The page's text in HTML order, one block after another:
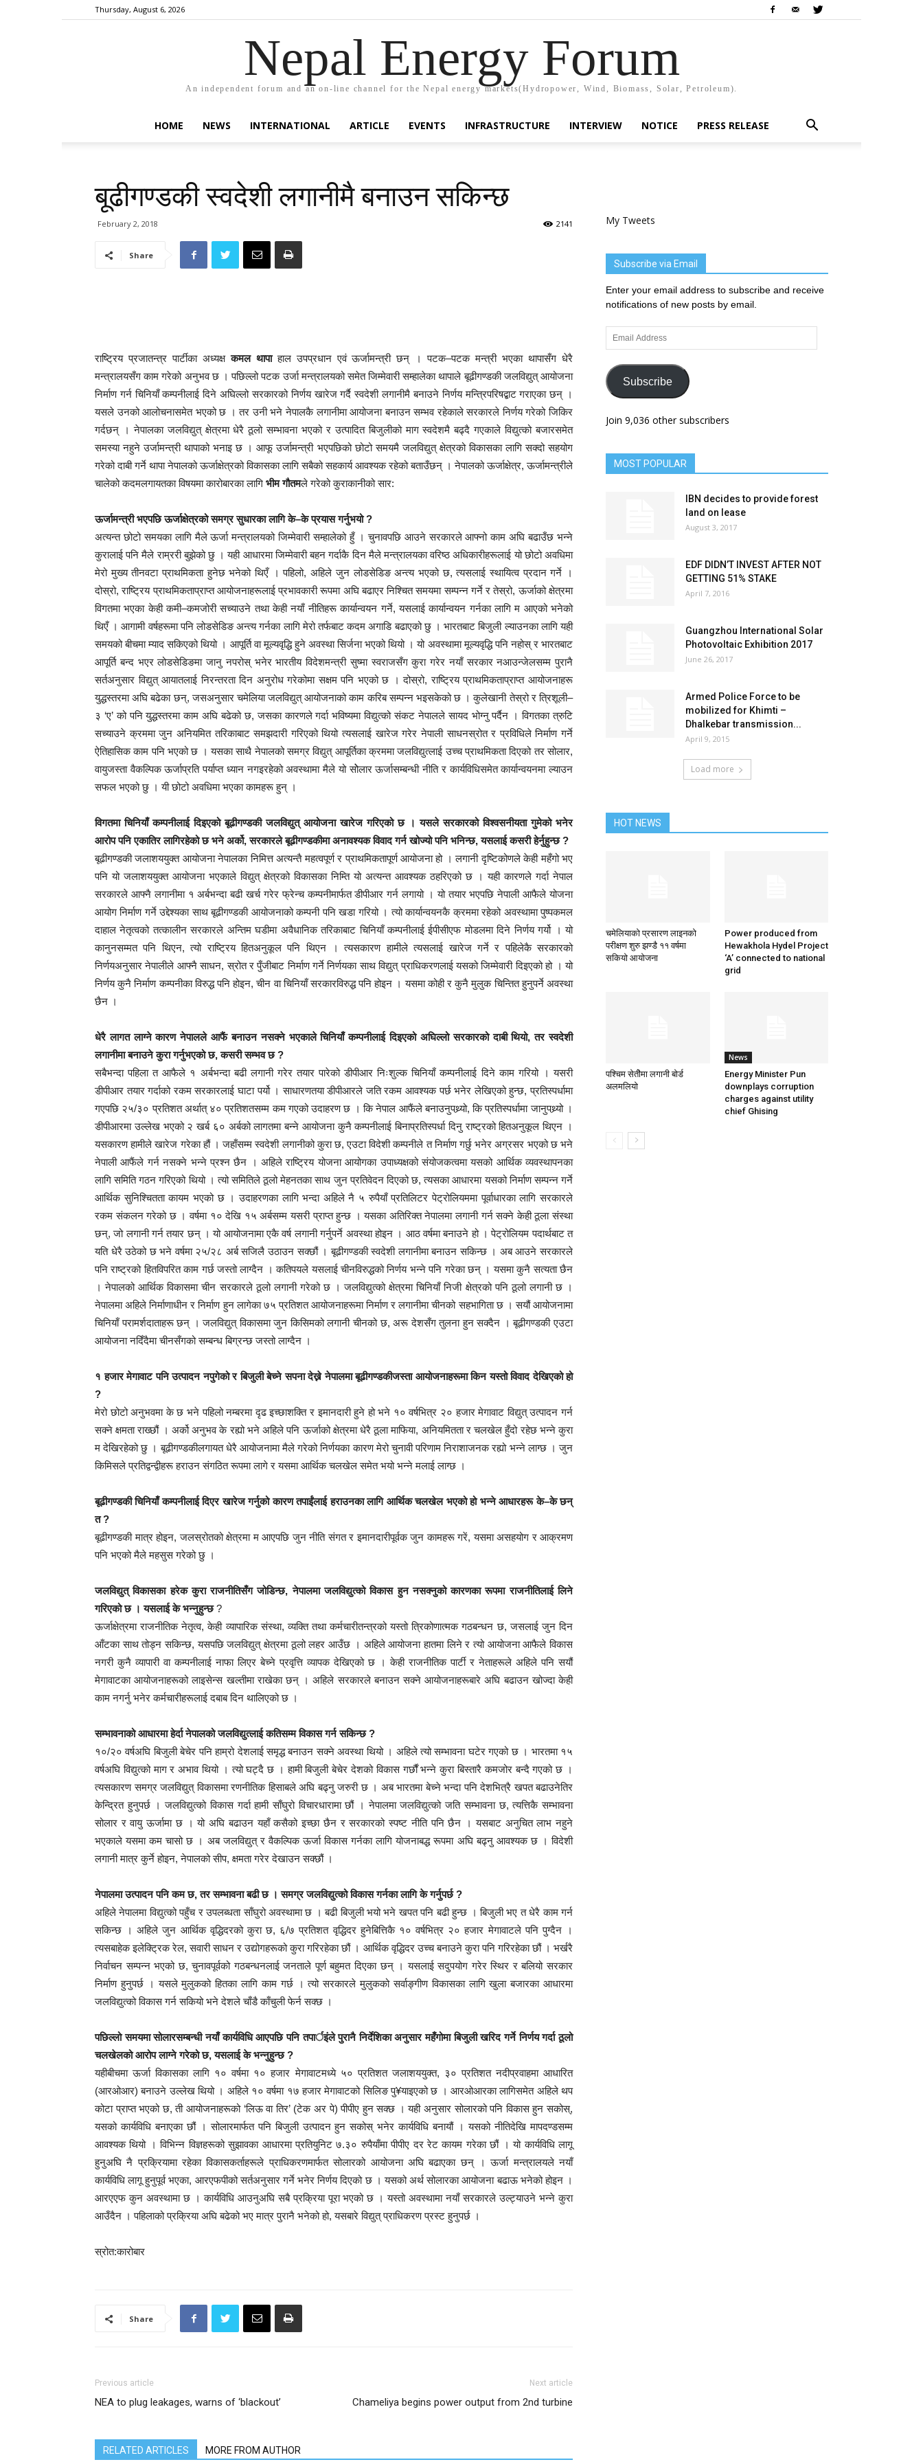
Thursday, August 6, 2026
Nepal Energy Forum
An independent forum and an on-line channel for the Nepal energy markets(Hydropower, Wind, Biomass, Solar, Petroleum).
HOME NEWS INTERNATIONAL ARTICLE EVENTS INFRASTRUCTURE INTERVIEW NOTICE PRESS RELEASE
बूढीगण्डकी स्वदेशी लगानीमै बनाउन सकिन्छ
February 2, 2018 2141
Share
राष्ट्रिय प्रजातन्त्र पार्टीका अध्यक्षकमल थापाहाल उपप्रधान एवं ऊर्जामन्त्री छन् । पटक–पटक मन्त्री भएका थापासँग धेरै
मन्त्रालयसँग काम गरेको अनुभव छ । पछिल्लो पटक उर्जा मन्त्रालयको समेत जिम्मेवारी सम्हालेका थापाले बूढीगण्डकी जलविद्युत् आयोजना
निर्माण गर्न चिनियाँ कम्पनीलाई दिने अघिल्लो सरकारको निर्णय खारेज गर्दै स्वदेशी लगानीमै बनाउने निर्णय मन्त्रिपरिषद्बाट गराएका छन् ।
यसले उनको आलोचनासमेत भएको छ । तर उनी भने नेपालकै लगानीमा आयोजना बनाउन सम्भव रहेकाले सरकारले निर्णय गरेको जिकिर
गर्दछन् । नेपालका जलविद्युत् क्षेत्रमा धेरै ठूलो सम्भावना भएको र उत्पादित बिजुलीको माग स्वदेशमै बढ्दै गएकाले विद्युत्को बजारसमेत
समस्या नहुने उर्जामन्त्री थापाको भनाइ छ । आफू उर्जामन्त्री भएपछिको छोटो समयमै जलविद्युत् क्षेत्रको विकासका लागि सक्दो सहयोग
गरेको दाबी गर्ने थापा नेपालको ऊर्जाक्षेत्रको विकासका लागि सबैको सहकार्य आवश्यक रहेको बताउँछन् । नेपालको ऊर्जाक्षेत्र, ऊर्जामन्त्रीले
चालेको कदमलगायतका विषयमा कारोबारका लागि भीम गौतमले गरेको कुराकानीको सार:
ऊर्जामन्त्री भएपछि ऊर्जाक्षेत्रको समग्र सुधारका लागि के–के प्रयास गर्नुभयो ?
अत्यन्त छोटो समयका लागि मैले ऊर्जा मन्त्रालयको जिम्मेवारी सम्हालेको हुँ । चुनावपछि आउने सरकारले आफ्नो काम अघि बढाउँछ भन्ने
कुरालाई पनि मैले राम्ररी बुझेको छु । यही आधारमा जिम्मेवारी बहन गर्दाकै दिन मैले मन्त्रालयका वरिष्ठ अधिकारीहरूलाई यो छोटो अवधिमा
मेरो मुख्य तीनवटा प्राथमिकता हुनेछ भनेको थिएँ । पहिलो, अहिले जुन लोडसेडिङ अन्त्य भएको छ, त्यसलाई स्थायित्व प्रदान गर्ने ।
दोस्रो, राष्ट्रिय प्राथमिकताप्राप्त आयोजनाहरूलाई प्रभावकारी रूपमा अघि बढाएर निश्चित समयमा सम्पन्न गर्ने र तेस्रो, ऊर्जाको क्षेत्रमा
विगतमा भएका केही कमी–कमजोरी सच्याउने तथा केही नयाँ नीतिहरू कार्यान्वयन गर्ने, यसलाई कार्यान्वयन गर्नका लागि म आएको भनेको
थिएँ । आगामी वर्षहरूमा पनि लोडसेडिङ अन्त्य गर्नका लागि मेरो तर्फबाट कदम अगाडि बढाएको छु । भारतबाट बिजुली ल्याउनका लागि यही
समयको बीचमा म्याद सकिएको थियो । आपूर्ति वा मूल्यवृद्धि हुने अवस्था सिर्जना भएको थियो । यो अवस्थामा मूल्यवृद्धि पनि नहोस् र भारतबाट
आपूर्ति बन्द भएर लोडसेडिङमा जानु नपरोस् भनेर भारतीय विदेशमन्त्री सुष्मा स्वराजसँग कुरा गरेर नयाँ सरकार नआउन्जेलसम्म पुरानै
सर्तअनुसार विद्युत् आयातलाई निरन्तरता दिन अनुरोध गरेकोमा सक्षम पनि भएको छ । दोस्रो, राष्ट्रिय प्राथमिकताप्राप्त आयोजनाहरू
युद्धस्तरमा अघि बढेका छन्, जसअनुसार चमेलिया जलविद्युत् आयोजनाको काम करिब सम्पन्न भइसकेको छ । कुलेखानी तेस्रो र त्रिशूली–
३ ‘ए’ को पनि युद्धस्तरमा काम अघि बढेको छ, जसका कारणले गर्दा भविष्यमा विद्युत्को संकट नेपालले सायद भोग्नु पर्दैन । विगतका त्रुटि
सच्याउने क्रममा जुन अनियमित तरिकाबाट समझदारी गरिएको थियो त्यसलाई खारेज गरेर नेपाली साधनस्रोत र प्रविधिले निर्माण गर्ने
ऐतिहासिक काम पनि भएको छ । यसका साथै नेपालको समग्र विद्युत् आपूर्तिका क्रममा जलविद्युत्लाई उच्च प्राथमिकता दिएको तर सोलार,
वायुजस्ता वैकल्पिक ऊर्जाप्रति पर्याप्त ध्यान नगइरहेको अवस्थामा मैले यो सोेलार ऊर्जासम्बन्धी नीति र कार्यविधिसमेत कार्यान्वयनमा ल्याउन
सफल भएको छु । यी छोटो अवधिमा भएका कामहरू हुन् ।
विगतमा चिनियाँ कम्पनीलाई दिइएको बूढीगण्डकी जलविद्युत् आयोजना खारेज गरिएको छ । यसले सरकारको विश्वसनीयता गुमेको भनेर
आरोप पनि एकातिर लागिरहेको छ भने अर्को, सरकारले बूढीगण्डकीमा अनावश्यक विवाद गर्न खोज्यो पनि भनिन्छ, यसलाई कसरी हेर्नुहुन्छ ?
बूढीगण्डकी जलाशययुक्त आयोजना नेपालका निमित्त अत्यन्तै महत्वपूर्ण र प्राथमिकतापूर्ण आयोजना हो । लगानी दृष्टिकोणले केही महँगो भए
पनि यो जलाशययुक्त आयोजना भएकाले विद्युत् क्षेत्रको विकासका निम्ति यो अत्यन्त आवश्यक ठहरिएको छ । यही कारणले गर्दा नेपाल
सरकारले आफ्नै लगानीमा १ अर्बभन्दा बढी खर्च गरेर फ्रेन्च कम्पनीमार्फत डीपीआर गर्न लगायो । यो तयार भएपछि नेपाली आफैले योजना
आयोग निर्माण गर्ने उद्देश्यका साथ बूढीगण्डकी आयोजनाको कम्पनी पनि खडा गरियो । त्यो कार्यान्वयनकै क्रममा रहेको अवस्थामा पुष्पकमल
दाहाल नेतृत्वको तत्कालीन सरकारले अन्तिम घडीमा अवैधानिक तरिकाबाट चिनियाँ कम्पनीलाई ईपीसीएफ मोडलमा दिने निर्णय गर्यो । यो
कानुनसम्मत पनि थिएन, त्यो राष्ट्रिय हितअनुकूल पनि थिएन । त्यसकारण हामीले त्यसलाई खारेज गर्ने र पहिलेकै सरकारको
निर्णयअनुसार नेपालीले आफ्नै साधन, स्रोत र पुँजीबाट निर्माण गर्ने निर्णयका साथ विद्युत् प्राधिकरणलाई यसको जिम्मेवारी दिइएको हो । यो
निर्णय कुनै निर्माण कम्पनीका विरुद्ध पनि होइन, चीन वा चिनियाँ सरकारविरुद्ध पनि होइन । यसमा कोही र कुनै मुलुक चिन्तित हुनुपर्ने अवस्था
छैन ।
धेरै लागत लाग्ने कारण नेपालले आफैं बनाउन नसक्ने भएकाले चिनियाँ कम्पनीलाई दिइएको अघिल्लो सरकारको दाबी थियो, तर स्वदेशी
लगानीमा बनाउने कुरा गर्नुभएको छ, कसरी सम्भव छ ?
सबैभन्दा पहिला त आफैले १ अर्बभन्दा बढी लगानी गरेर तयार पारेको डीपीआर निःशुल्क चिनियाँ कम्पनीलाई दिने काम गरियो । यसरी
डीपीआर तयार गर्दाको रकम सरकारलाई घाटा पर्यो । साधारणतया डीपीआरले जति रकम आवश्यक पर्छ भनेर लेखिएको हुन्छ, प्रतिस्पर्धामा
गएपछि २५/३० प्रतिशत अर्थात् ४० प्रतिशतसम्म कम गएको उदाहरण छ । कि नेपाल आफैंले बनाउनुपथ्र्यो, कि प्रतिस्पर्धामा जानुपथ्र्यो ।
डीपीआरमा उल्लेख भएको २ खर्ब ६० अर्बको लागतमा बन्ने आयोजना कुनै कम्पनीलाई बिनाप्रतिस्पर्धा दिनु राष्ट्रको हितअनुकूल थिएन ।
यसकारण हामीले खारेज गरेका हौं । जहाँसम्म स्वदेशी लगानीको कुरा छ, एउटा विदेशी कम्पनीले त निर्माण गर्छु भनेर अग्रसर भएको छ भने
नेपाली आफैंले गर्न नसक्ने भन्ने प्रश्न छैन । अहिले राष्ट्रिय योजना आयोगका उपाध्यक्षको संयोजकत्वमा यसको आर्थिक व्यवस्थापनका
लागि समिति गठन गरिएको थियो । त्यो समितिले ठूलो मेहनतका साथ जुन प्रतिवेदन दिएको छ, त्यसका आधारमा यसको निर्माण सम्पन्न गर्ने
आर्थिक सुनिश्चितता कायम भएको छ । उदाहरणका लागि भन्दा अहिले नै ५ रुपैयाँ प्रतिलिटर पेट्रोलियममा पूर्वाधारका लागि सरकारले
रकम संकलन गरेको छ । वर्षमा १० देखि १५ अर्बसम्म यसरी प्राप्त हुन्छ । यसका अतिरिक्त नेपालमा लगानी गर्न सक्ने केही ठूला संस्था
छन्, जो लगानी गर्न तयार छन् । यो आयोजनामा एकै वर्ष लगानी गर्नुपर्ने अवस्था होइन । आठ वर्षमा बनाउने हो । पेट्रोलियम पदार्थबाट त
यति धेरै उठेको छ भने वर्षमा २५/२८ अर्ब सजिलै उठाउन सक्छौं । बूढीगण्डकी स्वदेशी लगानीमा बनाउन सकिन्छ । अब आउने सरकारले
पनि राष्ट्रको हितविपरित काम गर्छ जस्तो लाग्दैन । कतिपयले यसलाई चीनविरुद्धको निर्णय भन्ने पनि गरेका छन् । यसमा कुनै सत्यता छैन
। नेपालको आर्थिक विकासमा चीन सरकारले ठूलो लगानी गरेको छ । जलविद्युत्को क्षेत्रमा चिनियाँ निजी क्षेत्रको पनि ठूलो लगानी छ ।
नेपालमा अहिले निर्माणाधीन र निर्माण हुन लागेका ७५ प्रतिशत आयोजनाहरूमा निर्माण र लगानीमा चीनको सहभागिता छ । सयौं आयोजनामा
चिनियाँ परामर्शदाताहरू छन् । जलविद्युत् विकासमा जुन किसिमको लगानी चीनको छ, अरू देशसँग तुलना हुन सक्दैन । बूढीगण्डकी एउटा
आयोजना नदिँदैमा चीनसँगको सम्बन्ध बिग्रन्छ जस्तो लाग्दैन ।
१ हजार मेगावाट पनि उत्पादन नपुगेको र बिजुली बेच्ने सपना देख्ने नेपालमा बूढीगण्डकीजस्ता आयोजनाहरूमा किन यस्तो विवाद देखिएको हो
?
मेरो छोटो अनुभवमा के छ भने पहिलो नम्बरमा दृढ इच्छाशक्ति र इमानदारी हुने हो भने १० वर्षभित्र २० हजार मेगावाट विद्युत् उत्पादन गर्न
सक्ने क्षमता राख्छौं । अर्को अनुभव के रह्यो भने अहिले पनि ऊर्जाको क्षेत्रमा धेरै ठूला माफिया, अनियमितता र चलखेल हुँदो रहेछ भन्ने कुरा
म देखिरहेको छु । बूढीगण्डकीलगायत धेरै आयोजनामा मैले गरेको निर्णयका कारण मेरो चुनावी परिणाम निराशाजनक रह्यो भन्ने लाग्छ । जुन
किमिसले प्रतिद्वन्द्वीहरू हराउन संगठित रूपमा लागे र यसमा आर्थिक चलखेल समेत भयो भन्ने मलाई लाग्छ ।
बूढीगण्डकी चिनियाँ कम्पनीलाई दिएर खारेज गर्नुको कारण तपाईंलाई हराउनका लागि आर्थिक चलखेल भएको हो भन्ने आधारहरू के–के छन्
त ?
बूढीगण्डकी मात्र होइन, जलस्रोतको क्षेत्रमा म आएपछि जुन नीति संगत र इमानदारीपूर्वक जुन कामहरू गरें, यसमा असहयोग र आक्रमण
पनि भएको मैले महसुस गरेको छु ।
जलविद्युत् विकासका हरेक कुरा राजनीतिसँग जोडिन्छ, नेपालमा जलविद्युत्को विकास हुन नसक्नुको कारणका रूपमा राजनीतिलाई लिने
गरिएको छ । यसलाई के भन्नुहुन्छ?
ऊर्जाक्षेत्रमा राजनीतिक नेतृत्व, केही व्यापारिक संस्था, व्यक्ति तथा कर्मचारीतन्त्रको यस्तो त्रिकोणात्मक गठबन्धन छ, जसलाई जुन दिन
आँटका साथ तोड्न सकिन्छ, यसपछि जलविद्युत् क्षेत्रमा ठूलो लहर आउँछ । अहिले आयोजना हातमा लिने र त्यो आयोजना आफैले विकास
नगरी कुनै व्यापारी वा कम्पनीलाई नाफा लिएर बेच्ने प्रवृत्ति व्यापक देखिएको छ । केही राजनीतिक पार्टी र नेताहरूले अहिले पनि सयौं
मेगावाटका आयोजनाहरूको लाइसेन्स खल्तीमा राखेका छन् । अहिले सरकारले बनाउन सक्ने आयोजनाहरूबारे अघि बढाउन खोज्दा केही
काम नगर्नु भनेर कर्मचारीहरूलाई दबाब दिन थालिएको छ ।
सम्भावनाको आधारमा हेर्दा नेपालको जलविद्युत्लाई कतिसम्म विकास गर्न सकिन्छ ?
१०/२० वर्षअघि बिजुली बेचेर पनि हाम्रो देशलाई समृद्ध बनाउन सक्ने अवस्था थियो । अहिले त्यो सम्भावना घटेर गएको छ । भारतमा १५
वर्षअघि विद्युत्को माग र अभाव थियो । त्यो घट्दै छ । हामी बिजुली बेचेर देशको विकास गर्छौं भन्ने कुरा बिस्तारै कमजोर बन्दै गएको छ ।
त्यसकारण समग्र जलविद्युत् विकासमा रणनीतिक हिसाबले अघि बढ्नु जरुरी छ । अब भारतमा बेच्ने भन्दा पनि देशभित्रै खपत बढाउनेतिर
केन्द्रित हुनुपर्छ । जलविद्युत्को विकास गर्दा हामी साँघुरो विचारधारामा छौं । नेपालमा जलविद्युत्को जति सम्भावना छ, त्यत्तिकै सम्भावना
सोलार र वायु ऊर्जामा छ । यो अघि बढाउन यहाँ कसैको इच्छा छैन र सरकारको स्पष्ट नीति पनि छैन । यसबाट अनुचित लाभ नहुने
भएकाले यसमा कम चासो छ । अब जलविद्युत् र वैकल्पिक ऊर्जा विकास गर्नका लागि योजनाबद्ध रूपमा अघि बढ्नु आवश्यक छ । विदेशी
लगानी मात्र कुर्ने होइन, नेपालको सीप, क्षमता गरेर देखाउन सक्छौं ।
नेपालमा उत्पादन पनि कम छ, तर सम्भावना बढी छ । समग्र जलविद्युत्को विकास गर्नका लागि के गर्नुपर्छ ?
अहिले नेपालमा विद्युत्को पहुँच र उपलब्धता साँघुरो अवस्थामा छ । बढी बिजुली भयो भने खपत पनि बढी हुन्छ । बिजुली भए त धेरै काम गर्न
सकिन्छ । अहिले जुन आर्थिक वृद्धिदरको कुरा छ, ६/७ प्रतिशत वृद्धिदर हुनेबित्तिकै १० वर्षभित्र २० हजार मेगावाटले पनि पुग्दैन ।
त्यसबाहेक इलेक्ट्रिक रेल, सवारी साधन र उद्योगहरूको कुरा गरिरहेका छौं । आर्थिक वृद्धिदर उच्च बनाउने कुरा पनि गरिरहेका छौं । भर्खरै
निर्वाचन सम्पन्न भएको छ, चुनावपूर्वको गठबन्धनलाई जनताले पूर्ण बहुमत दिएका छन् । यसलाई सदुपयोग गरेर स्थिर र बलियो सरकार
निर्माण हुनुपर्छ । यसले मुलुकको हितका लागि काम गर्छ । त्यो सरकारले मुलुकको सर्वाङ्गीण विकासका लागि खुला बजारका आधारमा
जलविद्युत्को विकास गर्न सकियो भने देशले चाँडै काँचुली फेर्न सक्छ ।
पछिल्लो समयमा सोलारसम्बन्धी नयाँ कार्यविधि आएपछि पनि तपार्इंले पुरानै निर्देशिका अनुसार महँगोमा बिजुली खरिद गर्ने निर्णय गर्दा ठूलो
चलखेलको आरोप लाग्ने गरेको छ, यसलाई के भन्नुहुन्छ ?
यहीबीचमा ऊर्जा विकासका लागि १० वर्षमा १० हजार मेगावाटमध्ये ५० प्रतिशत जलाशययुक्त, ३० प्रतिशत नदीप्रवाहमा आधारित
(आरओआर) बनाउने उल्लेख थियो । अहिले १० वर्षमा १७ हजार मेगावाटको सिलिङ पु¥याइएको छ । आरओआरका लागिसमेत अहिले थप
कोटा प्राप्त भएको छ, ती आयोजनाहरूको ‘लिऊ वा तिर’ (टेक अर पे) पीपीए हुन सक्छ । यही अनुसार सोलारको पनि विकास हुन सकोस्,
यसको कार्यविधि बनाएका छौं । सोलारमार्फत पनि बिजुली उत्पादन हुन सकोस् भनेर कार्यविधि बनायौं । यसको नीतिदेखि मापदण्डसम्म
आवश्यक थियो । विभिन्न विज्ञहरूको सुझावका आधारमा प्रतियुनिट ७.३० रुपैयाँमा पीपीए दर रेट कायम गरेका छौं । यो कार्यविधि लागू
हुनुअघि नै प्रक्रियामा रहेका विकासकर्ताहरूले प्राधिकरणमार्फत सोलारको आयोजना अघि बढाएका छन् । ऊर्जा मन्त्रालयले नयाँ
कार्यविधि लागू हुनुपूर्व भएका, आरएफपीको सर्तअनुसार गर्ने भनेर निर्णय दिएको छ । यसको अर्थ सोलारका आयोजना बढाऊ भनेको होइन ।
आरएएफ कुन अवस्थामा छ । कार्यविधि आउनुअघि सबै प्रक्रिया पूरा भएको छ । यस्तो अवस्थामा नयाँ सरकारले उल्ट्याउने भन्ने कुरा
आउँदैन । पहिलाको प्रक्रिया अघि बढेको भए मात्र पुरानै भनेको हो, यसबारे विद्युत् प्राधिकरण प्रस्ट हुनुपर्छ ।
स्रोत:कारोबार
Share
Previous article
NEA to plug leakages, warns of ‘blackout’
Next article
Chameliya begins power output from 2nd turbine
RELATED ARTICLES MORE FROM AUTHOR
My Tweets
Subscribe via Email
Enter your email address to subscribe and receive
notifications of new posts by email.
Email
Address
Subscribe
Join 9,036 other subscribers
MOST POPULAR
IBN decides to provide forest
land on lease
August 3, 2017
EDF DIDN’T INVEST AFTER NOT
GETTING 51% STAKE
April 7, 2016
Guangzhou International Solar
Photovoltaic Exhibition 2017
June 26, 2017
Armed Police Force to be
mobilized for Khimti –
Dhalkebar transmission...
April 9, 2015
Load more
HOT NEWS
चमेलियाको प्रसारण लाइनको
परीक्षण शुरु झण्डै ११ वर्षमा
सकियो आयोजना
Power produced from
Hewakhola Hydel Project
‘A’ connected to national
grid
पश्चिम सेतीेमा लगानी बोर्ड
अलमलियो
News
Energy Minister Pun
downplays corruption
charges against utility
chief Ghising